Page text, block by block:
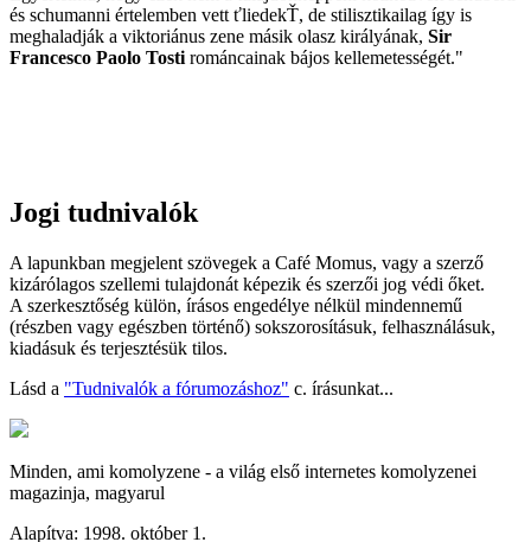
és schumanni értelemben vett ťliedekŤ, de stilisztikailag így is
meghaladják a viktoriánus zene másik olasz királyának, Sir
Francesco Paolo Tostirománcainak bájos kellemetességét."
Jogi tudnivalók
A lapunkban megjelent szövegek a Café Momus, vagy a szerző
kizárólagos szellemi tulajdonát képezik és szerzői jog védi őket.
A szerkesztőség külön, írásos engedélye nélkül mindennemű
(részben vagy egészben történő) sokszorosításuk, felhasználásuk,
kiadásuk és terjesztésük tilos.
Lásd a "Tudnivalók a fórumozáshoz" c. írásunkat...
Minden, ami komolyzene - a világ első internetes komolyzenei
magazinja, magyarul
Alapítva: 1998. október 1.